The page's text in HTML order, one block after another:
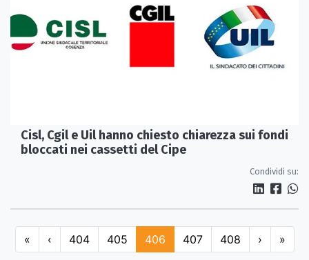
Cisl, Cgil e Uil hanno chiesto chiarezza sui fondi
bloccati nei cassetti del Cipe
Condividi su:
« ‹ 404 405 406 407 408 › »